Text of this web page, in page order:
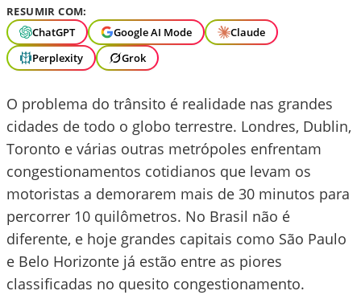
RESUMIR COM:
ChatGPT
Google AI Mode
Claude
Perplexity
Grok
O problema do trânsito é realidade nas grandes
cidades de todo o globo terrestre. Londres, Dublin,
Toronto e várias outras metrópoles enfrentam
congestionamentos cotidianos que levam os
motoristas a demorarem mais de 30 minutos para
percorrer 10 quilômetros. No Brasil não é
diferente, e hoje grandes capitais como São Paulo
e Belo Horizonte já estão entre as piores
classificadas no quesito congestionamento.